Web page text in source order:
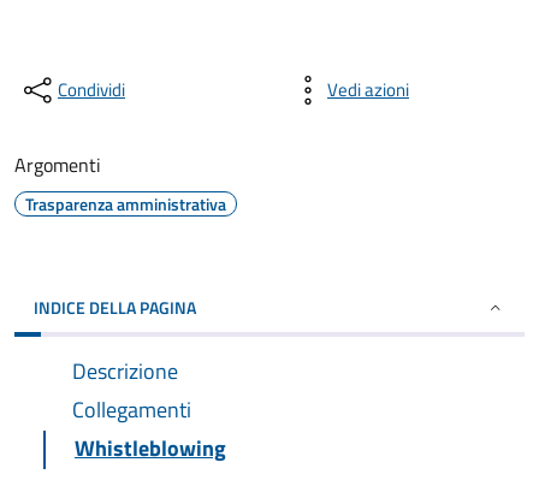
Condividi Vedi azioni
Argomenti
Trasparenza amministrativa
INDICE DELLA PAGINA
Descrizione
Collegamenti
Whistleblowing